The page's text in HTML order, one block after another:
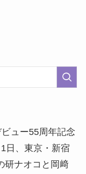
ュー55周年記念
日、東京・新宿
研ナオコと岡﨑